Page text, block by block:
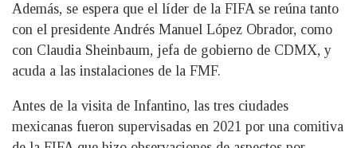
Además, se espera que el líder de la FIFA se reúna tanto
con el presidente Andrés Manuel López Obrador, como
con Claudia Sheinbaum, jefa de gobierno de CDMX, y
acuda a las instalaciones de la FMF.
Antes de la visita de Infantino, las tres ciudades
mexicanas fueron supervisadas en 2021 por una comitiva